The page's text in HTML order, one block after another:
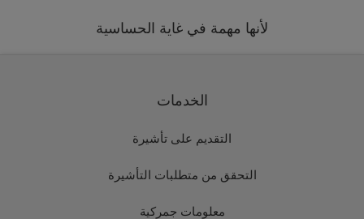
لأنها مهمة في غاية الحساسية
الخدمات
التقديم على تأشيرة
التحقق من متطلبات التأشيرة
معلومات جمركية